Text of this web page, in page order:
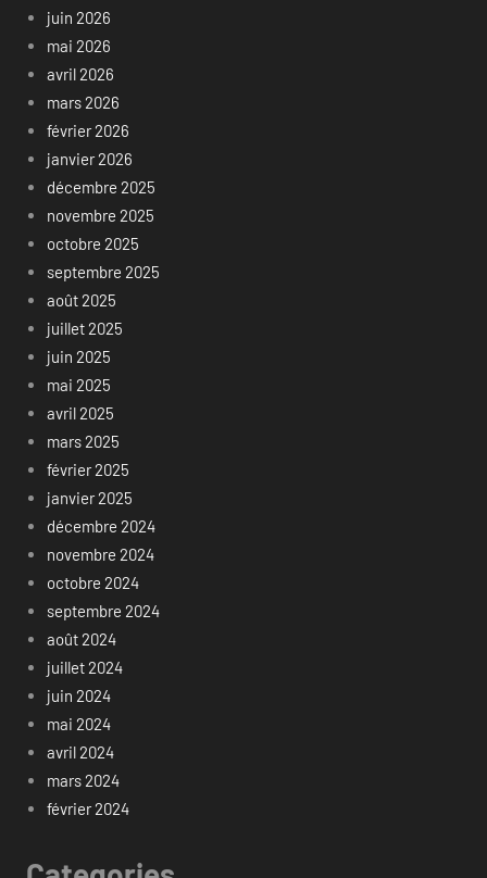
juin 2026
mai 2026
avril 2026
mars 2026
février 2026
janvier 2026
décembre 2025
novembre 2025
octobre 2025
septembre 2025
août 2025
juillet 2025
juin 2025
mai 2025
avril 2025
mars 2025
février 2025
janvier 2025
décembre 2024
novembre 2024
octobre 2024
septembre 2024
août 2024
juillet 2024
juin 2024
mai 2024
avril 2024
mars 2024
février 2024